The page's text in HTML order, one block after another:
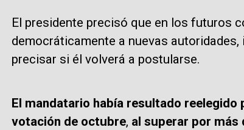
El presidente precisó que en los futuros
democráticamente a nuevas
precisar si él volverá a postularse.
El mandatario había resultado
votación de octubre, al superar por más